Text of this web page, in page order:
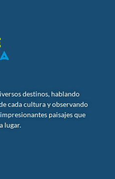
destinos, hablando
cada cultura y observando
paisajes que
lugar.